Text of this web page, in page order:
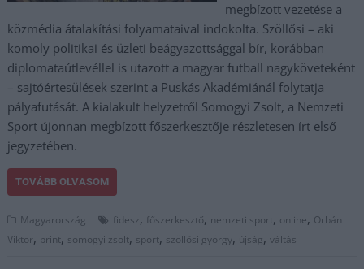
megbízott vezetése a
közmédia átalakítási folyamataival indokolta. Szöllősi – aki
komoly politikai és üzleti beágyazottsággal bír, korábban
diplomataútlevéllel is utazott a magyar futball nagyköveteként
– sajtóértesülések szerint a Puskás Akadémiánál folytatja
pályafutását. A kialakult helyzetről Somogyi Zsolt, a Nemzeti
Sport újonnan megbízott főszerkesztője részletesen írt első
jegyzetében.
TOVÁBB OLVASOM
Magyarország fidesz, főszerkesztő, nemzeti sport, online, Orbán
Viktor, print, somogyi zsolt, sport, szöllősi györgy, újság,váltás